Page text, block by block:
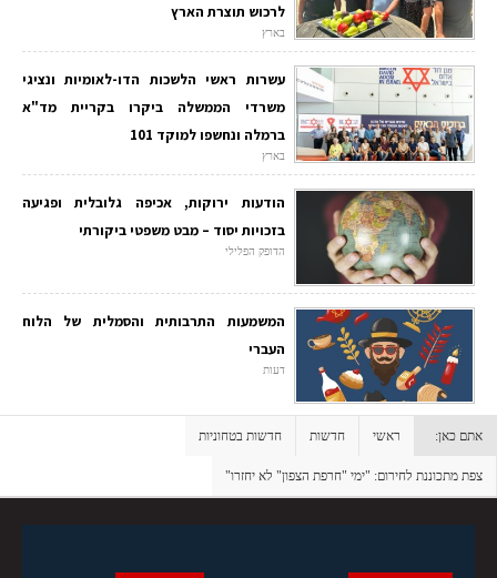
לרכוש תוצרת הארץ
בארץ
עשרות ראשי הלשכות הדו-לאומיות ונציגי
משרדי הממשלה ביקרו בקריית מד"א
ברמלה ונחשפו למוקד 101
בארץ
הודעות ירוקות, אכיפה גלובלית ופגיעה
בזכויות יסוד – מבט משפטי ביקורתי
הדופק הפלילי
המשמעות התרבותית והסמלית של הלוח
העברי
דעות
אתם כאן: ראשי חדשות חדשות בטחוניות
צפת מתכוננת לחירום: "ימי "חרפת הצפון" לא יחזרו"